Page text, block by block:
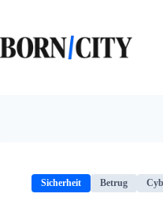
springen
Sicherheit Betrug